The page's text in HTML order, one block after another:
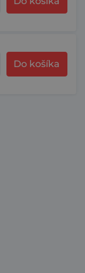
Do košíka